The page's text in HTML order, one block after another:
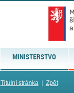
MINISTERSTVO
Titulní stránka| Zpět